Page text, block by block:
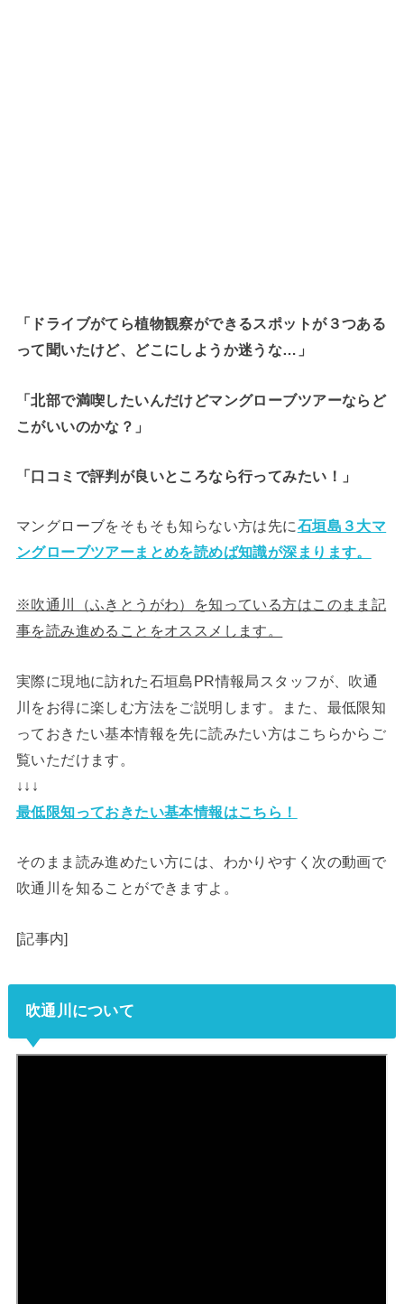
「ドライブがてら植物観察ができるスポットが３つある
って聞いたけど、どこにしようか迷うな…」
「北部で満喫したいんだけどマングローブツアーならど
こがいいのかな？」
「口コミで評判が良いところなら行ってみたい！」
マングローブをそもそも知らない方は先に石垣島３大マ
ングローブツアーまとめを読めば知識が深まります。
※吹通川（ふきとうがわ）を知っている方はこのまま記
事を読み進めることをオススメします。
実際に現地に訪れた石垣島PR情報局スタッフが、吹通
川をお得に楽しむ方法をご説明します。また、最低限知
っておきたい基本情報を先に読みたい方はこちらからご
覧いただけます。
↓↓↓
最低限知っておきたい基本情報はこちら！
そのまま読み進めたい方には、わかりやすく次の動画で
吹通川を知ることができますよ。
[記事内]
吹通川について